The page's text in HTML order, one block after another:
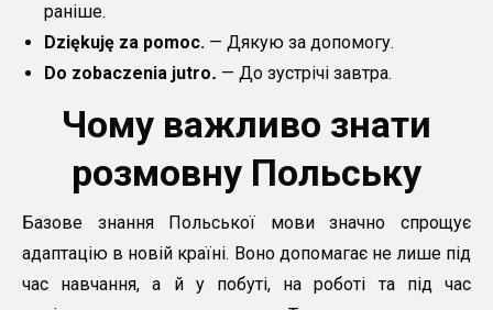
раніше.
Dziękuję za pomoc. — Дякую за допомогу.
Do zobaczenia jutro. — До зустрічі завтра.
Чому важливо знати
розмовну Польську
Базове знання Польської мови значно спрощує
адаптацію в новій країні. Воно допомагає не лише під
час навчання, а й у побуті, на роботі та під час